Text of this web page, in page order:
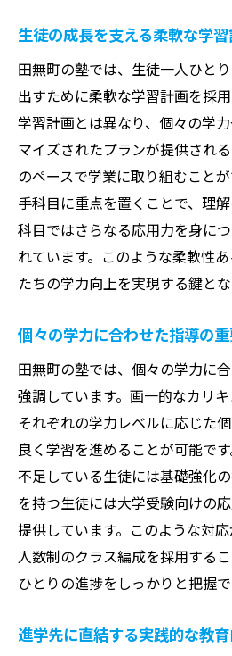
る安心の学習環境
安全で快適な学習環境
最新の教育技術を活用
生徒の健康を考慮した
ストレスフリーな学習
学習環境がモチベーシ
保護者からのフィード
善
くカリキュラムとは
実績に基づく効果的な
合格者が実践した勉強
科目別の効果的な勉強
学習の進捗を確認する
成績向上に必要な集中
逆境を乗り越えるため
志望校合格への最短ルート
効率的な学習法
短期間で成績を上げる
生徒の成長を支える柔軟な学
田無町の塾では、生徒一人ひと
出すために柔軟な学習計画を採
学習計画とは異なり、個々の学
マイズされたプランが提供され
のペースで学業に取り組むこと
手科目に重点を置くことで、理
科目ではさらなる応用力を身に
れています。このような柔軟性
たちの学力向上を実現する鍵とな
個々の学力に合わせた指導の
田無町の塾では、個々の学力に
強調しています。画一的なカリ
それぞれの学力レベルに応じた
良く学習を進めることが可能で
不足している生徒には基礎強化
を持つ生徒には大学受験向けの
提供しています。このような対
人数制のクラス編成を採用する
ひとりの進捗をしっかりと把握で
進学先に直結する実践的な教